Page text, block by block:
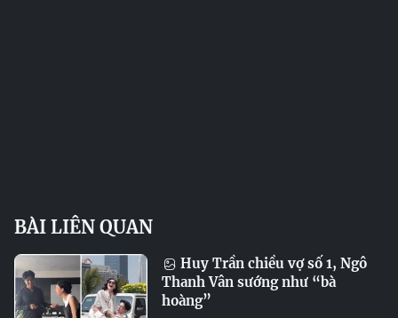
BÀI LIÊN QUAN
Huy Trần chiều vợ số 1, Ngô
Thanh Vân sướng như “bà
hoàng”